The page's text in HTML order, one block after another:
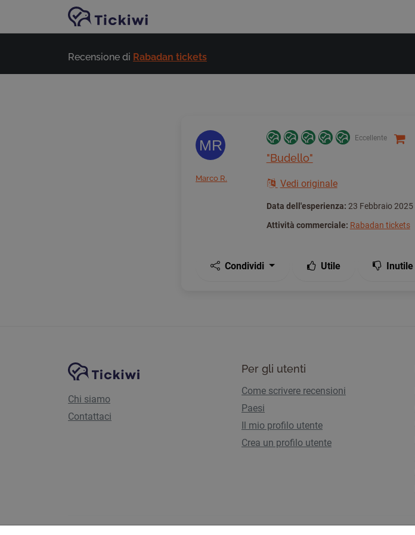
Vai al contenuto principale
Recensione di Rabadan tickets
MR
Marco R.
Eccellente
"Budello"
Vedi originale
Data dell'esperienza: 23 Febbraio 2025
Attività commerciale: Rabadan tickets
Condividi Utile Inutile
Navigazione del sitoPiattaforma Tickiwi
Chi siamo
Contattaci
Per gli utenti
Come scrivere recensioni
Paesi
Il mio profilo utente
Crea un profilo utente